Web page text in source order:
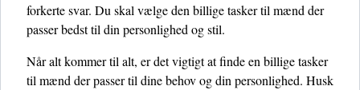
forkerte svar. Du skal vælge den billige tasker til mænd der
passer bedst til din personlighed og stil.
Når alt kommer til alt, er det vigtigt at finde en billige tasker
til mænd der passer til dine behov og din personlighed. Husk